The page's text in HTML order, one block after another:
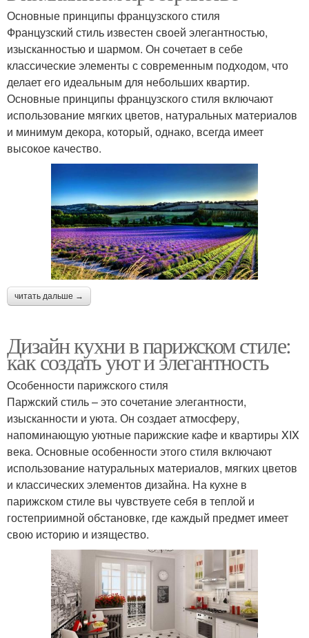
Основные принципы французского стиля
Французский стиль известен своей элегантностью,
изысканностью и шармом. Он сочетает в себе
классические элементы с современным подходом, что
делает его идеальным для небольших квартир.
Основные принципы французского стиля включают
использование мягких цветов, натуральных материалов
и минимум декора, который, однако, всегда имеет
высокое качество.
читать дальше →
Дизайн кухни в парижском стиле:
как создать уют и элегантность
Особенности парижского стиля
Паржский стиль – это сочетание элегантности,
изысканности и уюта. Он создает атмосферу,
напоминающую уютные парижские кафе и квартиры XIX
века. Основные особенности этого стиля включают
использование натуральных материалов, мягких цветов
и классических элементов дизайна. На кухне в
парижском стиле вы чувствуете себя в теплой и
гостеприимной обстановке, где каждый предмет имеет
свою историю и изящество.